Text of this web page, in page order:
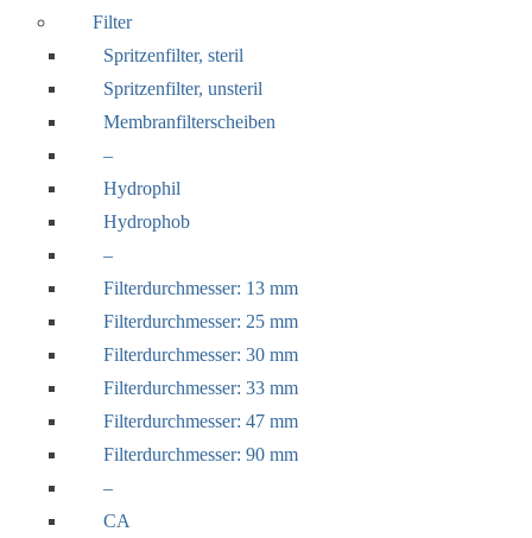
Filter
Spritzenfilter, steril
Spritzenfilter, unsteril
Membranfilterscheiben
–
Hydrophil
Hydrophob
–
Filterdurchmesser: 13 mm
Filterdurchmesser: 25 mm
Filterdurchmesser: 30 mm
Filterdurchmesser: 33 mm
Filterdurchmesser: 47 mm
Filterdurchmesser: 90 mm
–
CA